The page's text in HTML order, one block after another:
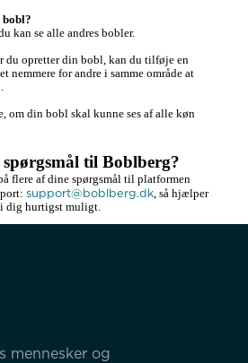
bobl?
kan se alle andres bobler.
du opretter din bobl, kan du tilføje en
nemmere for andre i samme område at
om din bobl skal kunne ses af alle køn
til Boblberg?
flere af dine spørgsmål til platformen
support@boblberg.dk, så hjælper
dig hurtigst muligt.
mennesker og